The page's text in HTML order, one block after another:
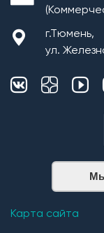
г.Тюмень,
ул.
Карта сайта